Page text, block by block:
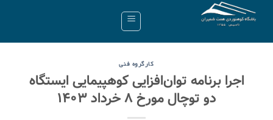
کارگروه فنی
اجرا برنامه توان‌افزایی کوهپیمایی ایستگاه
دو توچال مورخ ۸ خرداد ۱۴۰۳